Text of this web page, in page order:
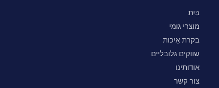
בַּיִת
מוצרי גומי
בקרת אֵיכוּת
שווקים גלובליים
אודותינו
צור קשר